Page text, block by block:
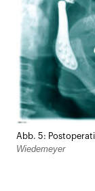
Abb. 5:
Wiedemeyer